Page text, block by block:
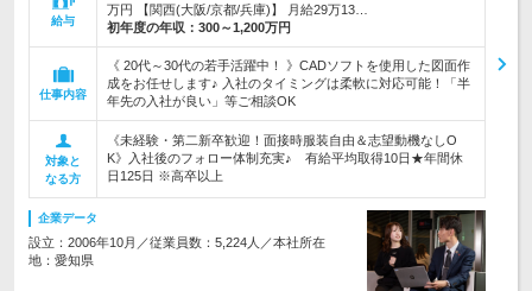
給与
万円 【関西(大阪/京都/兵庫)】 月給29万13…
初年度の年収： 300～1,200万円
仕事内容
《 20代～30代の若手活躍中！ 》CADソフトを使用した図面作
成をお任せします♪ 入社のタイミングは柔軟に対応可能！「半
年先の入社が良い」等ご相談OK
対象と
なる方
《未経験・第二新卒歓迎！面接時服装自由＆志望動機なしO
K》入社後のフォロー体制充実♪ 有給平均取得10日★年間休
日125日 ※高卒以上
企業データ
設立：2006年10月／従業員数：5,224人／本社所在
地：愛知県